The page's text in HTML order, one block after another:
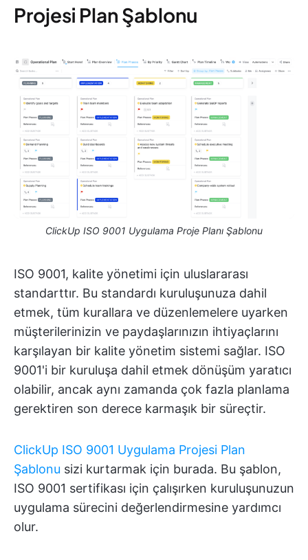
Projesi Plan Şablonu
ClickUp ISO 9001 Uygulama Proje Planı Şablonu
ISO 9001, kalite yönetimi için uluslararası
standarttır. Bu standardı kuruluşunuza dahil
etmek, tüm kurallara ve düzenlemelere uyarken
müşterilerinizin ve paydaşlarınızın ihtiyaçlarını
karşılayan bir kalite yönetim sistemi sağlar. ISO
9001'i bir kuruluşa dahil etmek dönüşüm yaratıcı
olabilir, ancak aynı zamanda çok fazla planlama
gerektiren son derece karmaşık bir süreçtir.
ClickUp ISO 9001 Uygulama Projesi Plan
Şablonu sizi kurtarmak için burada. Bu şablon,
ISO 9001 sertifikası için çalışırken kuruluşunuzun
uygulama sürecini değerlendirmesine yardımcı
olur.